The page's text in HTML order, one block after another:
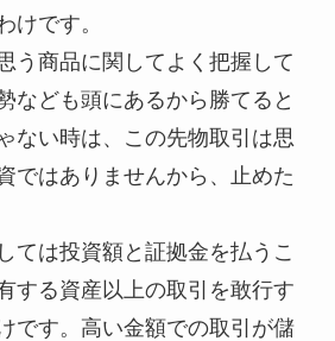
けです。
う商品に関してよく把握して
なども頭にあるから勝てると
ない時は、この先物取引は思
ではありませんから、止めた
ては投資額と証拠金を払うこ
する資産以上の取引を敢行す
です。高い金額での取引が儲